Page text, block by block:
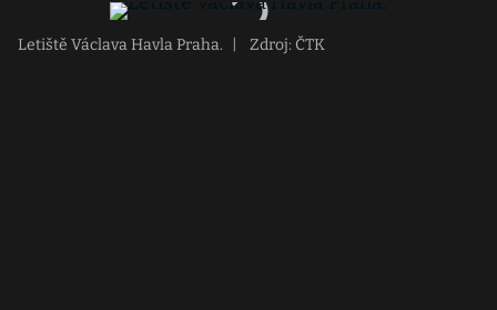
Letiště Václava Havla Praha. Zdroj: ČTK